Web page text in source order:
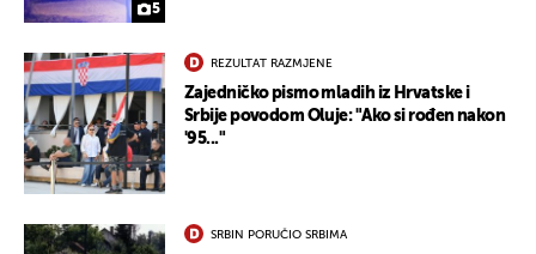
5
REZULTAT RAZMJENE
Zajedničko pismo mladih iz Hrvatske i
Srbije povodom Oluje: "Ako si rođen nakon
'95..."
SRBIN PORUČIO SRBIMA